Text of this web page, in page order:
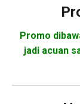
Promo
jadi acuan